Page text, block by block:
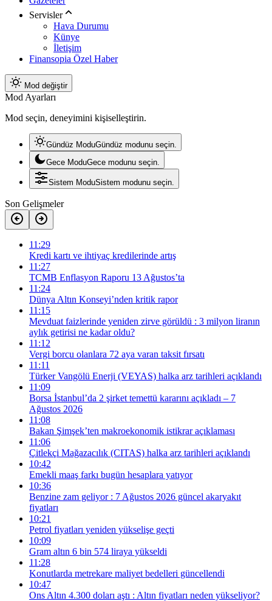
Servisler
Hava Durumu
Künye
İletişim
Finansopia Özel Haber
Mod değiştir
Mod Ayarları
Mod seçin, deneyimini kişiselleştirin.
Gündüz ModuGündüz modunu seçin.
Gece ModuGece modunu seçin.
Sistem ModuSistem modunu seçin.
Son Gelişmeler
11:29
Kredi kartı ve ihtiyaç kredilerinde artış
11:27
TCMB Enflasyon Raporu 13 Ağustos’ta
11:24
Dünya Altın Konseyi’nden kritik rapor
11:15
Mevduat faizlerinde yeniden zirve görüldü : 3 milyon liranın
aylık getirisi ne kadar oldu?
11:12
Vergi borcu olanlara 72 aya varan taksit fırsatı
11:11
Türker Vangölü Enerji (VEYAS) halka arz tarihleri açıklandı
11:09
Borsa İstanbul’da 2 şirket temettü kararını açıkladı – 7
Ağustos 2026
11:08
Bakan Şimşek’ten makroekonomik istikrar açıklaması
11:06
Çitlekçi Mağazacılık (CITAS) halka arz tarihleri açıklandı
10:42
Emekli maaş farkı bugün hesaplara yatıyor
10:36
Benzine zam geliyor : 7 Ağustos 2026 güncel akaryakıt
fiyatları
10:21
Petrol fiyatları yeniden yükselişe geçti
10:09
Gram altın 6 bin 574 liraya yükseldi
11:28
Konutlarda metrekare maliyet bedelleri güncellendi
10:47
Ons Altın 4.300 doları aştı : Altın fiyatları neden yükseliyor?